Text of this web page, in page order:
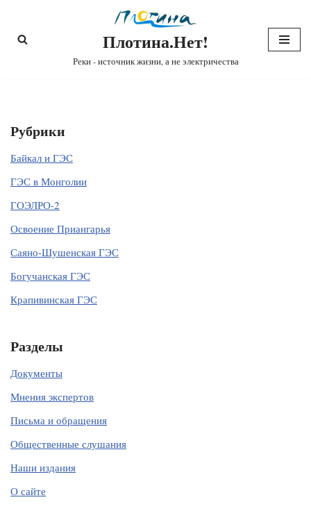
Перейти
Плотина.Нет!
Реки - источник жизни, а не электричества
Рубрики
Байкал и ГЭС
ГЭС в Монголии
ГОЭЛРО-2
Освоение Приангарья
Саяно-Шушенская ГЭС
Богучанская ГЭС
Крапивинская ГЭС
Разделы
Документы
Мнения экспертов
Письма и обращения
Общественные слушания
Наши издания
О сайте